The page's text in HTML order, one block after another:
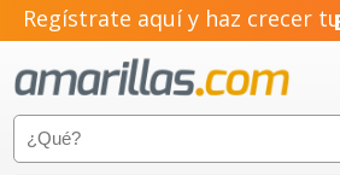
Regístrate aquí y haz crecer tu